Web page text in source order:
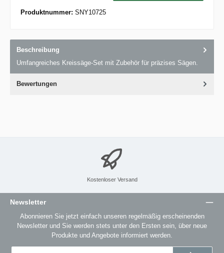
Produktnummer: SNY10725
Beschreibung
Umfangreiches Kreissäge-Set mit Zubehör für präzises Sägen.
Bewertungen
Kostenloser Versand
Newsletter
Abonnieren Sie jetzt einfach unseren regelmäßig erscheinenden
Newsletter und Sie werden stets unter den Ersten sein, über neue
Produkte und Angebote informiert werden.